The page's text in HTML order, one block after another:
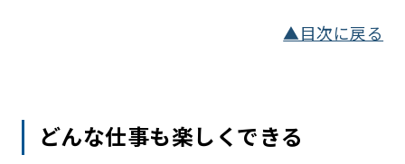
▲目次に戻る
どんな仕事も楽しくできる